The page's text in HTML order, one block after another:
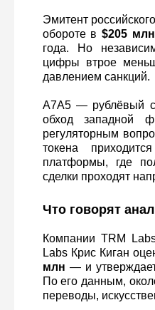
Эмитент
обороте в $205 млн
года. Но
цифры втрое
давлением санкций.
A7A5 — рублёвый
обход западной
регуляторным
токена
платформы, где
сделки проходят
Что говорят
Компании TRM
Labs Крис Киган
млн — и
По его данным,
переводы,